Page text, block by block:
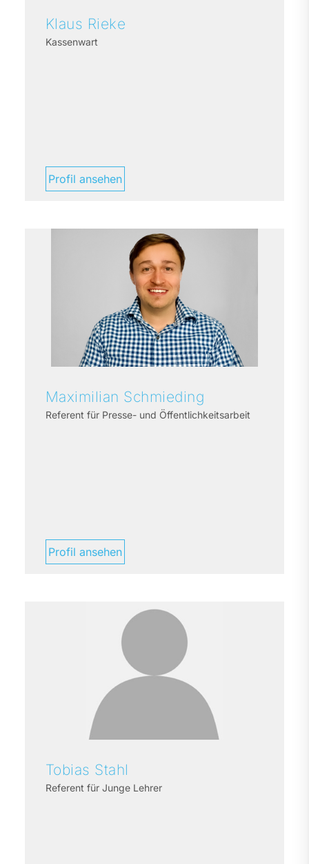
Klaus Rieke
Kassenwart
Profil ansehen
Maximilian Schmieding
Referent für Presse- und Öffentlichkeitsarbeit
Profil ansehen
Tobias Stahl
Referent für Junge Lehrer